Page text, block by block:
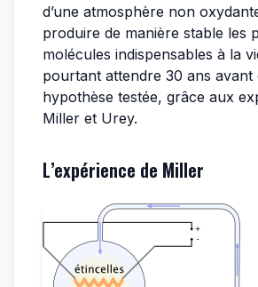
d’une atmosphère non
produire de manière stable les
molécules indispensables à la
pourtant attendre 30 ans avant
hypothèse testée, grâce aux
Miller et Urey.
L’expérience de Miller